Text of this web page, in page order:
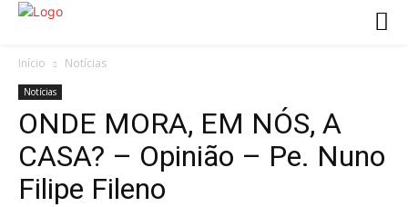
Início Notícias
Notícias
ONDE MORA, EM NÓS, A
CASA? – Opinião – Pe. Nuno
Filipe Fileno